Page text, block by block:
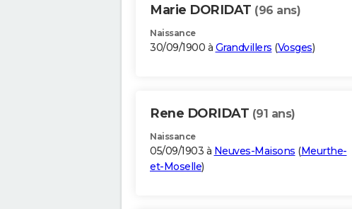
Marie DORIDAT (96 ans)
Naissance
30/09/1900 à Grandvillers (Vosges)
Rene DORIDAT (91 ans)
Naissance
05/09/1903 à Neuves-Maisons (Meurthe-
et-Moselle)